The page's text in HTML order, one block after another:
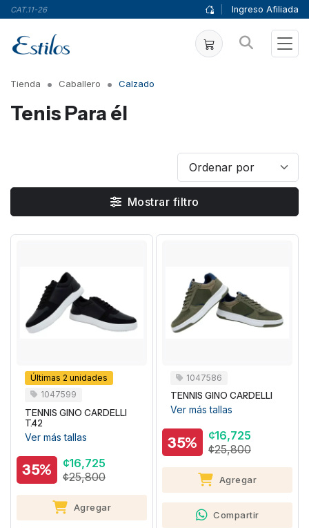
CAT.11-26 Ingreso Afiliada
Tienda Caballero Calzado
Tenis Para él
Mostrar filtro
Últimas 2 unidades
1047599
TENNIS GINO CARDELLI
T.42
Ver más tallas
35%
¢16,725
¢25,800
Agregar
1047586
TENNIS GINO CARDELLI
Ver más tallas
35%
¢16,725
¢25,800
Agregar
Compartir